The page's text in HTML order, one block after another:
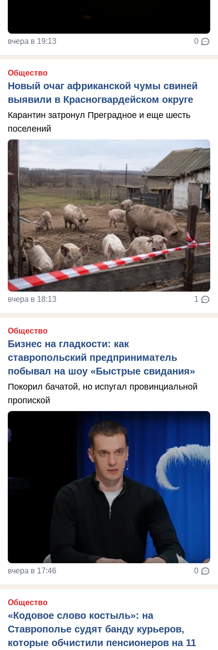
вчера в 19:13 0
Общество
Новый очаг африканской чумы свиней
выявили в Красногвардейском округе
Карантин затронул Преградное и еще шесть
поселений
вчера в 18:13 1
Общество
Бизнес на гладкости: как
ставропольский предприниматель
побывал на шоу «Быстрые свидания»
Покорил бачатой, но испугал провинциальной
пропиской
вчера в 17:46 0
Общество
«Кодовое слово костыль»: на
Ставрополье судят банду курьеров,
которые обчистили пенсионеров на 11